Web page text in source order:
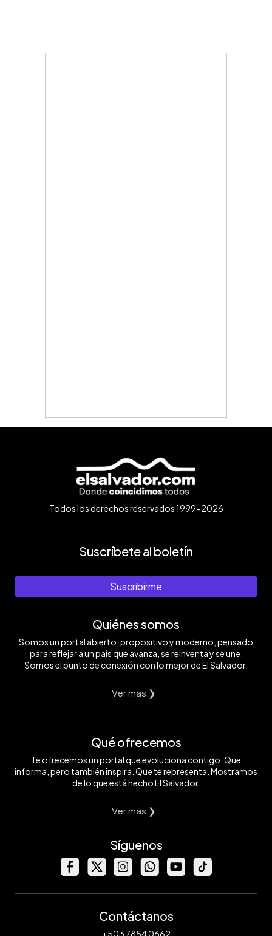
Todos los derechos reservados 1999-2026
Suscríbete al boletín
Suscribirme
Quiénes somos
Somos un portal abierto, propositivo y moderno, pensado
para reflejar a un país que avanza, se reinventa y se une.
Somos el punto de conexión con lo mejor de El Salvador.
Ver mas ❯
Qué ofrecemos
Te ofrecemos un portal que evoluciona contigo. Que
informa, pero también inspira. Que te representa. Mostramos
de lo que está hecho El Salvador.
Ver mas ❯
Síguenos
Contáctanos
+503 7854 0662